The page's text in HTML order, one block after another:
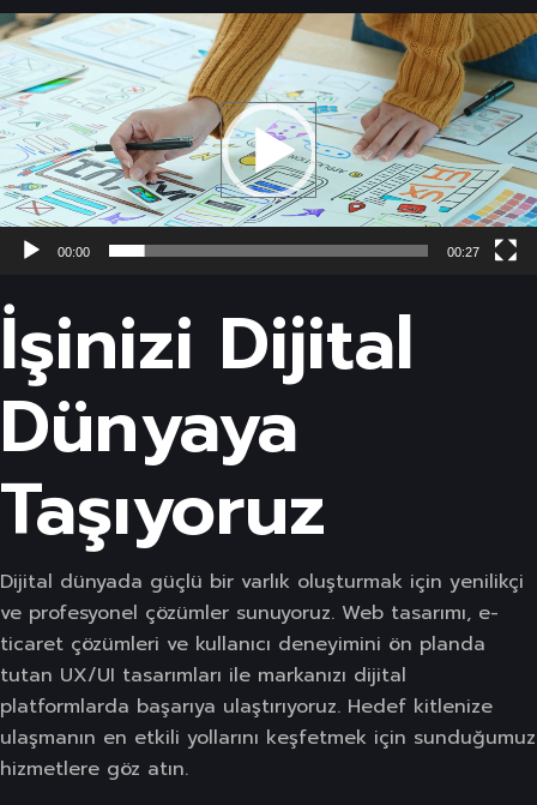
Video
oynatıcı
00:00 00:27
İşinizi Dijital
Dünyaya
Taşıyoruz
Dijital dünyada güçlü bir varlık oluşturmak için yenilikçi
ve profesyonel çözümler sunuyoruz. Web tasarımı, e-
ticaret çözümleri ve kullanıcı deneyimini ön planda
tutan UX/UI tasarımları ile markanızı dijital
platformlarda başarıya ulaştırıyoruz. Hedef kitlenize
ulaşmanın en etkili yollarını keşfetmek için sunduğumuz
hizmetlere göz atın.